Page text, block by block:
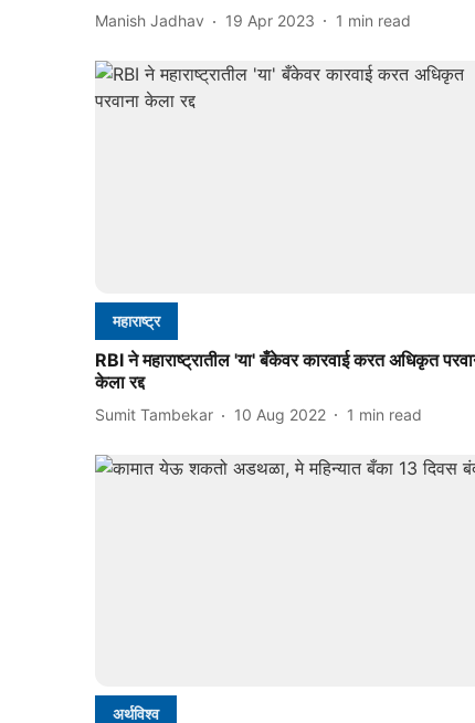
Manish Jadhav 19 Apr 2023 1 min read
महाराष्ट्र
RBI ने महाराष्ट्रातील 'या' बँकेवर कारवाई करत अधिकृत
केला रद्द
Sumit Tambekar 10 Aug 2022 1 min read
अर्थविश्व